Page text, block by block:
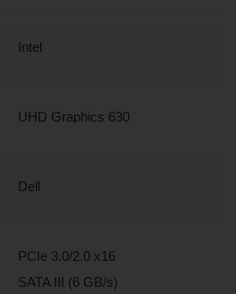
Intel
UHD Graphics 630
Dell
PCIe 3.0/2.0 x16
SATA III (6 GB/s)